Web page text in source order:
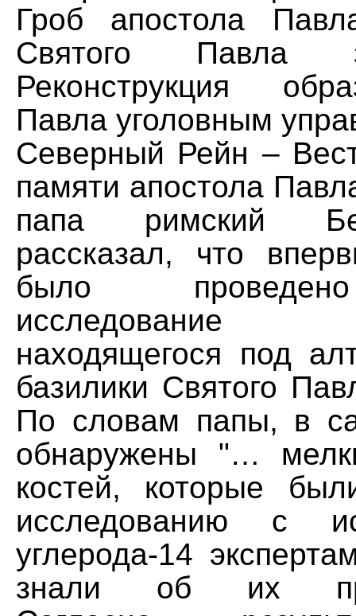
Гроб апостола
Святого Павла
Реконструкция
Павла уголовным
Северный Рейн –
памяти апостола
папа римский
рассказал, что
было
исследование
находящегося под
базилики Святого
По словам папы, в
обнаружены "…
костей, которые
исследованию с
углерода-14
знали об их